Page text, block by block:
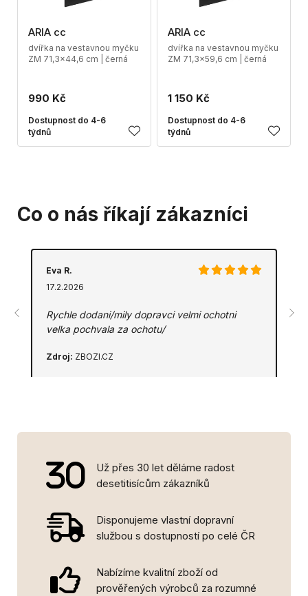
ARIA cc
dvířka na vestavnou myčku
ZM 71,3x44,6 cm | černá
990 Kč
Dostupnost do 4-6
týdnů
ARIA cc
dvířka na vestavnou myčku
ZM 71,3x59,6 cm | černá
1 150 Kč
Dostupnost do 4-6
týdnů
Co o nás říkají zákazníci
Eva R.
17.2.2026
Rychle dodani/mily dopravci velmi ochotni
velka pochvala za ochotu/
Zdroj: ZBOZI.CZ
Už přes 30 let děláme radost
desetitisícům zákazníků
Disponujeme vlastní dopravní
službou s dostupností po celé ČR
Nabízíme kvalitní zboží od
prověřených výrobců za rozumné